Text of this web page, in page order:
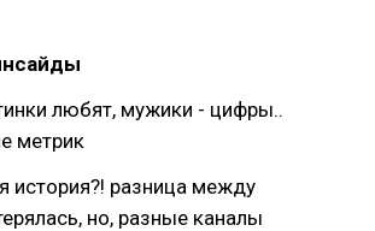
любят, мужики - цифры..
метрик
история?! разница между
но, разные каналы